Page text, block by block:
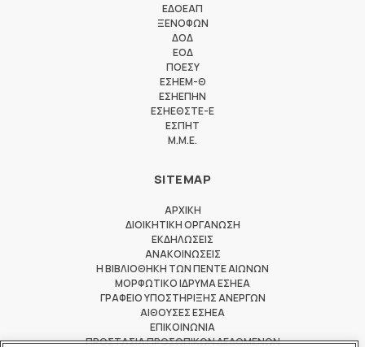
ΕΔΟΕΑΠ
ΞΕΝΟΦΩΝ
ΔΟΔ
ΕΟΔ
ΠΟΕΣΥ
ΕΣΗΕΜ-Θ
ΕΣΗΕΠΗΝ
ΕΣΗΕΘΣΤΕ-Ε
ΕΣΠΗΤ
M.M.E.
SITEMAP
ΑΡΧΙΚΗ
ΔΙΟΙΚΗΤΙΚΗ ΟΡΓΑΝΩΣΗ
ΕΚΔΗΛΩΣΕΙΣ
ΑΝΑΚΟΙΝΩΣΕΙΣ
Η ΒΙΒΛΙΟΘΗΚΗ ΤΩΝ ΠΕΝΤΕ ΑΙΩΝΩΝ
ΜΟΡΦΩΤΙΚΟ ΙΔΡΥΜΑ ΕΣΗΕΑ
ΓΡΑΦΕΙΟ ΥΠΟΣΤΗΡΙΞΗΣ ΑΝΕΡΓΩΝ
ΑΙΘΟΥΣΕΣ ΕΣΗΕΑ
ΕΠΙΚΟΙΝΩΝΙΑ
ΠΡΟΣΤΑΣΙΑ ΠΡΟΣΩΠΙΚΩΝ ΔΕΔΟΜΕΝΩΝ